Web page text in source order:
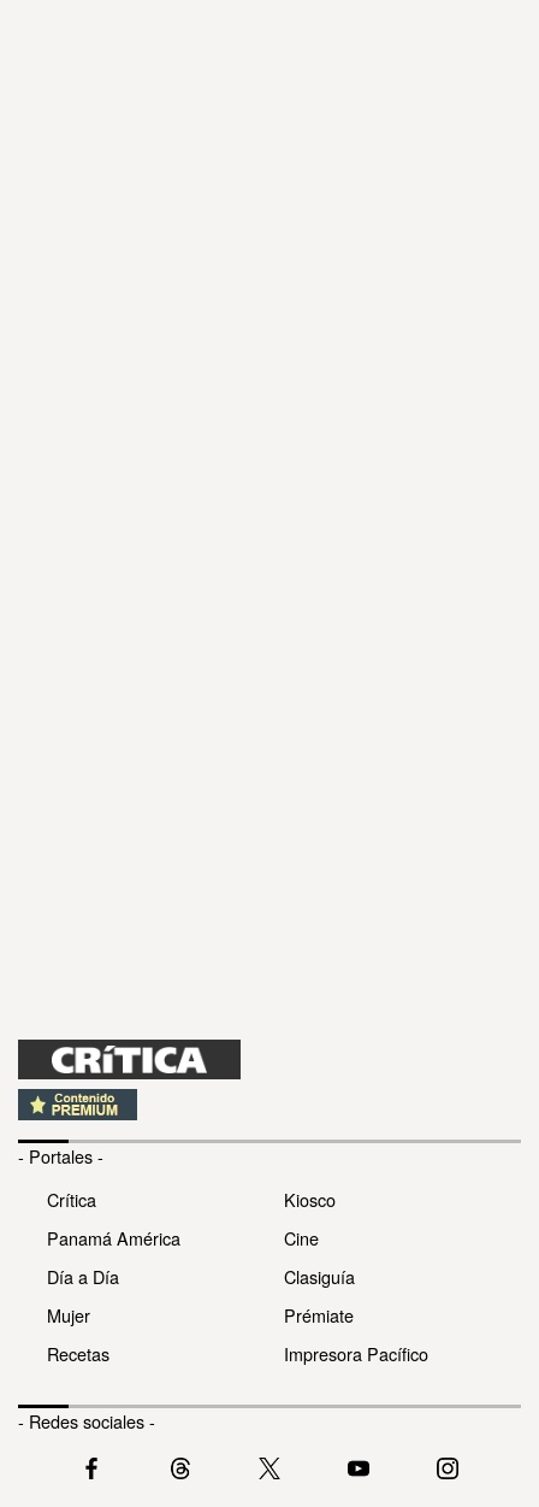
- Portales -
Crítica
Panamá América
Día a Día
Mujer
Recetas
Kiosco
Cine
Clasiguía
Prémiate
Impresora Pacífico
- Redes sociales -